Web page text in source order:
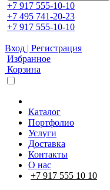
+7 917 555-10-10
+7 495 741-20-23
+7 917 555-10-10
Вход | Регистрация
Избранное
Корзина
Каталог
Портфолио
Услуги
Доставка
Контакты
О нас
+7 917 555 10 10